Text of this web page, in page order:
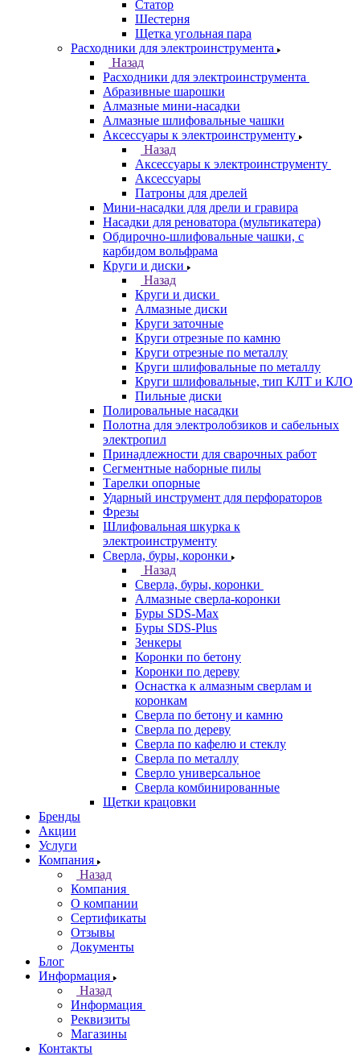
Статор
Шестерня
Щетка угольная пара
Расходники для электроинструмента
Назад
Расходники для электроинструмента
Абразивные шарошки
Алмазные мини-насадки
Алмазные шлифовальные чашки
Аксессуары к электроинструменту
Назад
Аксессуары к электроинструменту
Аксессуары
Патроны для дрелей
Мини-насадки для дрели и гравира
Насадки для реноватора (мультикатера)
Обдирочно-шлифовальные чашки, с
карбидом вольфрама
Круги и диски
Назад
Круги и диски
Алмазные диски
Круги заточные
Круги отрезные по камню
Круги отрезные по металлу
Круги шлифовальные по металлу
Круги шлифовальные, тип КЛТ и КЛО
Пильные диски
Полировальные насадки
Полотна для электролобзиков и сабельных
электропил
Принадлежности для сварочных работ
Сегментные наборные пилы
Тарелки опорные
Ударный инструмент для перфораторов
Фрезы
Шлифовальная шкурка к
электроинструменту
Сверла, буры, коронки
Назад
Сверла, буры, коронки
Алмазные сверла-коронки
Буры SDS-Max
Буры SDS-Plus
Зенкеры
Коронки по бетону
Коронки по дереву
Оснастка к алмазным сверлам и
коронкам
Сверла по бетону и камню
Сверла по дереву
Сверла по кафелю и стеклу
Сверла по металлу
Сверло универсальное
Сверла комбинированные
Щетки крацовки
Бренды
Акции
Услуги
Компания
Назад
Компания
О компании
Сертификаты
Отзывы
Документы
Блог
Информация
Назад
Информация
Реквизиты
Магазины
Контакты